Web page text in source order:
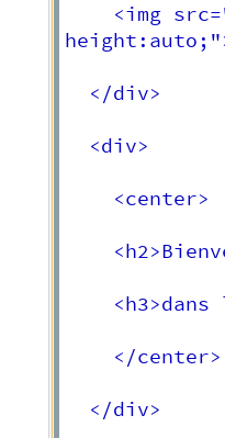
<img
  </div>
  <div>
    <center>
  </div>